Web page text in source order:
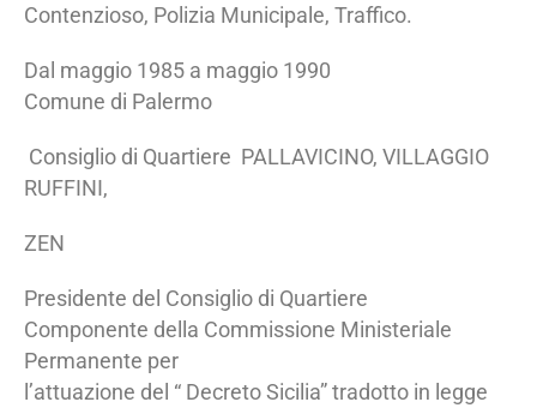
Contenzioso, Polizia Municipale, Traffico.
Dal maggio 1985 a maggio 1990
Comune di Palermo
Consiglio di Quartiere PALLAVICINO, VILLAGGIO
RUFFINI,
ZEN
Presidente del Consiglio di Quartiere
Componente della Commissione Ministeriale
Permanente per
l’attuazione del “ Decreto Sicilia” tradotto in legge